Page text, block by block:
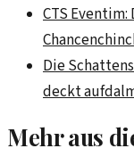
CTS Eventim:
Chancen
Die
deckt auf
Mehr aus